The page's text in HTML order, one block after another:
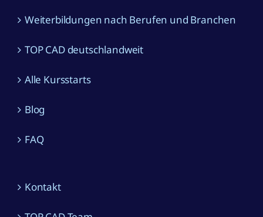
Weiterbildungen nach Berufen und Branchen
TOP CAD deutschlandweit
Alle Kursstarts
Blog
FAQ
Kontakt